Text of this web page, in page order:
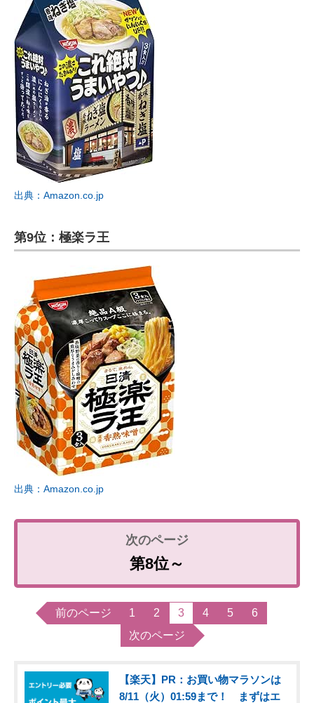
出典：Amazon.co.jp
第9位：極楽ラ王
出典：Amazon.co.jp
第8位～
前のページ 1 2 3 4 5
6
次のページ
【楽天】PR：お買い物マラソンは
8/11（火）01:59まで！ まずはエ